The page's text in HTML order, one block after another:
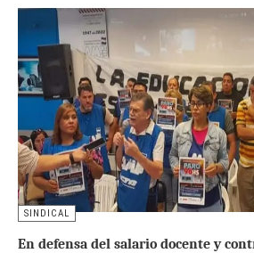
SINDICAL
En defensa del salario docente y